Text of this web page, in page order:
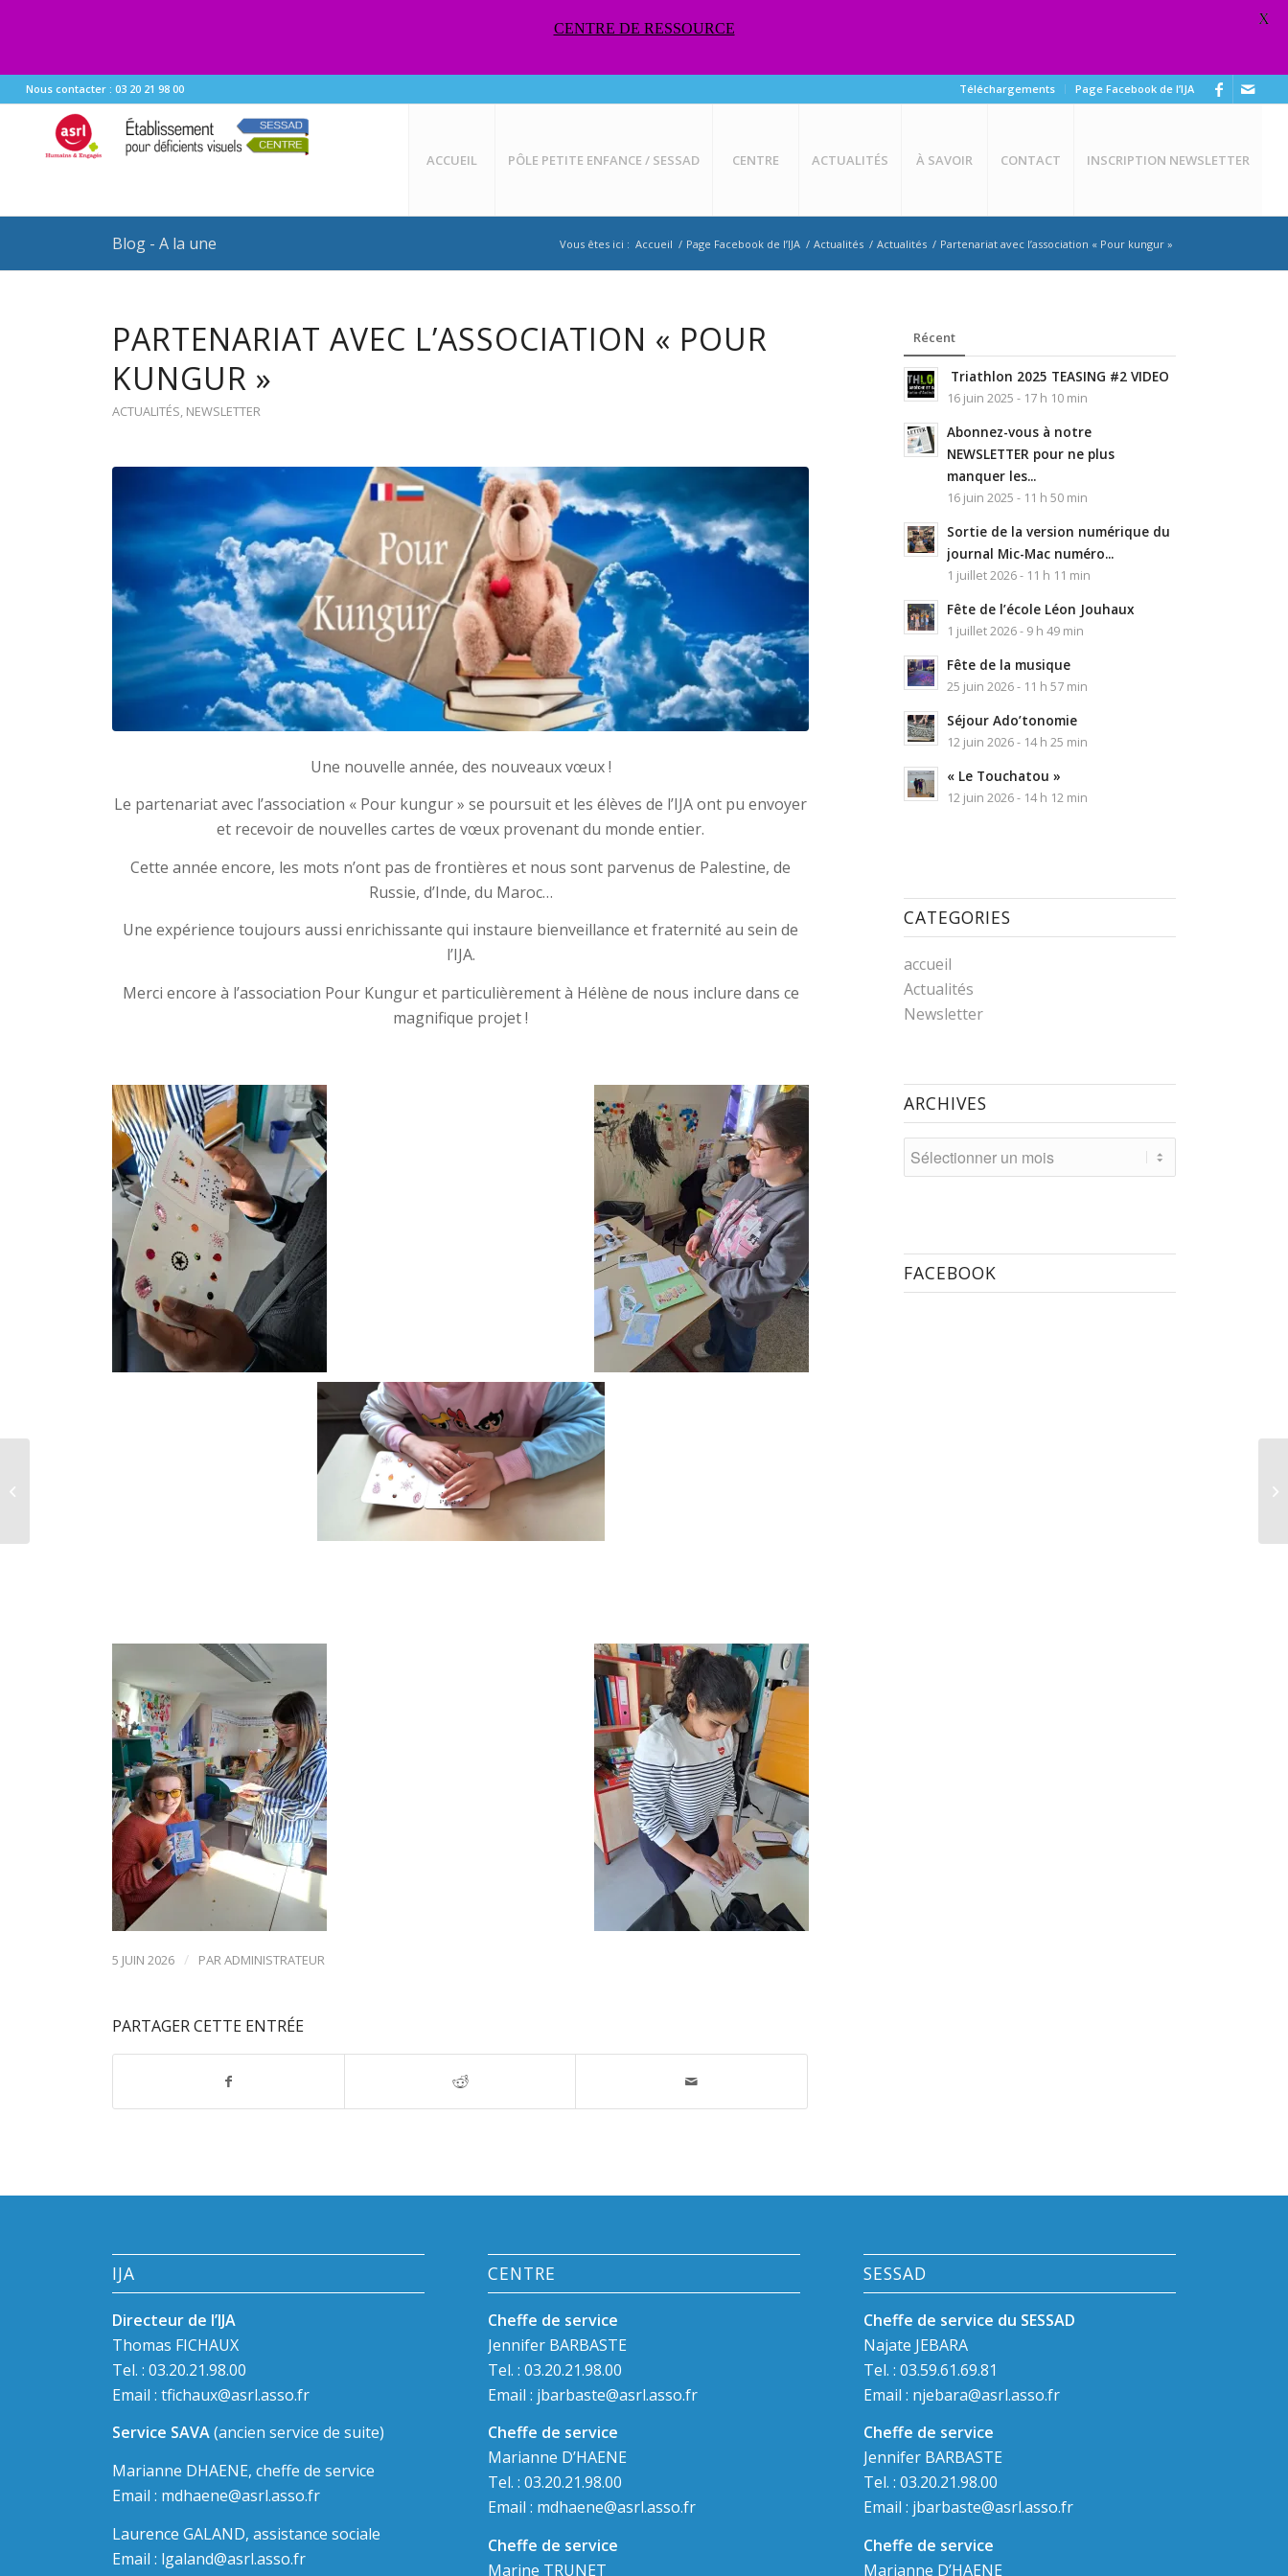
Téléchargements Page Facebook de l’IJA
Nous contacter : 03 20 21 98 00
ACCUEIL PÔLE PETITE ENFANCE / SESSAD CENTRE ACTUALITÉS À SAVOIR CONTACT INSCRIPTION NEWSLETTER
Blog - A la une Vous êtes ici : Accueil / Page Facebook de l’IJA / Actualités / Actualités / Partenariat avec l’association « Pour kungur »
PARTENARIAT AVEC L’ASSOCIATION « POUR
KUNGUR »
ACTUALITÉS, NEWSLETTER
Une nouvelle année, des nouveaux vœux !
Le partenariat avec l’association « Pour kungur » se poursuit et les élèves de l’IJA ont pu envoyer
et recevoir de nouvelles cartes de vœux provenant du monde entier.
Cette année encore, les mots n’ont pas de frontières et nous sont parvenus de Palestine, de
Russie, d’Inde, du Maroc…
Une expérience toujours aussi enrichissante qui instaure bienveillance et fraternité au sein de
l’IJA.
Merci encore à l’association Pour Kungur et particulièrement à Hélène de nous inclure dans ce
magnifique projet !
5 JUIN 2026 / PARADMINISTRATEUR
PARTAGER CETTE ENTRÉE
Récent
Triathlon 2025 TEASING #2 VIDEO
16 juin 2025 - 17 h 10 min
Abonnez-vous à notre
NEWSLETTER pour ne plus
manquer les...
16 juin 2025 - 11 h 50 min
Sortie de la version numérique du
journal Mic-Mac numéro...
1 juillet 2026 - 11 h 11 min
Fête de l’école Léon Jouhaux
1 juillet 2026 - 9 h 49 min
Fête de la musique
25 juin 2026 - 11 h 57 min
Séjour Ado’tonomie
12 juin 2026 - 14 h 25 min
« Le Touchatou »
12 juin 2026 - 14 h 12 min
CATEGORIES
accueil
Actualités
Newsletter
ARCHIVES
FACEBOOK
IJA
Directeur de l’IJA
Thomas FICHAUX
Tel. : 03.20.21.98.00
Email :tfichaux@asrl.asso.fr
Service SAVA(ancien service de suite)
Marianne DHAENE, cheffe de service
Email : mdhaene@asrl.asso.fr
Laurence GALAND, assistance sociale
Email : lgaland@asrl.asso.fr
CENTRE
Cheffe de service
Jennifer BARBASTE
Tel. : 03.20.21.98.00
Email : jbarbaste@asrl.asso.fr
Cheffe de service
Marianne D’HAENE
Tel. : 03.20.21.98.00
Email : mdhaene@asrl.asso.fr
Cheffe de service
Marine TRUNET
SESSAD
Cheffe de service du SESSAD
Najate JEBARA
Tel. : 03.59.61.69.81
Email : njebara@asrl.asso.fr
Cheffe de service
Jennifer BARBASTE
Tel. : 03.20.21.98.00
Email : jbarbaste@asrl.asso.fr
Cheffe de service
Marianne D’HAENE
CENTRE DE RESSOURCE
X